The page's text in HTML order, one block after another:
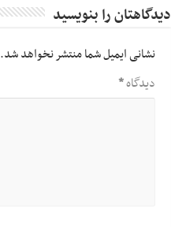
دیدگاهتان را بنویسید
نشانی ایمیل شما منتشر نخواهد شد.
دیدگاه*